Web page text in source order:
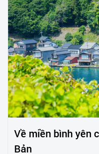
Về miền bình yên
Bản